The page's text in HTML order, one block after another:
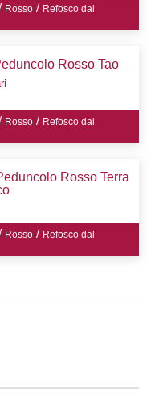
Rosso / Refosco dal
Rosso Tao
Rosso / Refosco dal
Rosso Terra
Rosso / Refosco dal